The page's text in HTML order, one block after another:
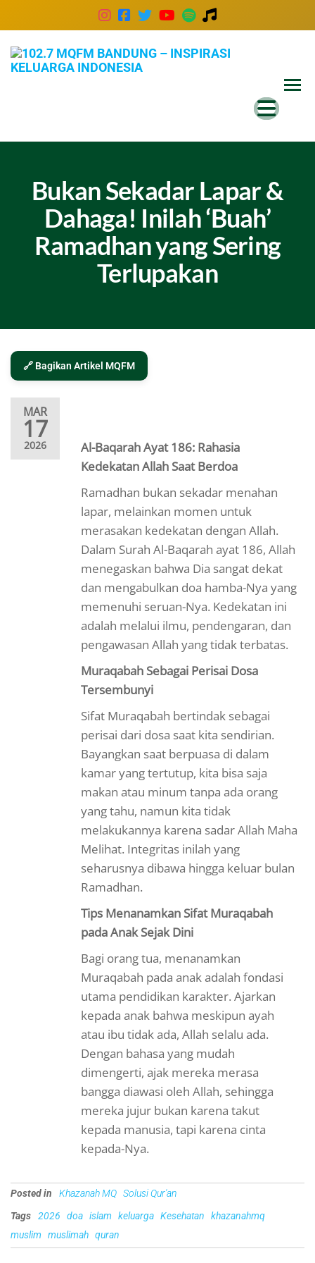
Bukan Sekadar Lapar &
Dahaga! Inilah ‘Buah’
Ramadhan yang Sering
Terlupakan
🔗 Bagikan Artikel MQFM
MAR
17
2026
Al-Baqarah Ayat 186: Rahasia
Kedekatan Allah Saat Berdoa
Ramadhan bukan sekadar menahan
lapar, melainkan momen untuk
merasakan kedekatan dengan Allah.
Dalam Surah Al-Baqarah ayat 186, Allah
menegaskan bahwa Dia sangat dekat
dan mengabulkan doa hamba-Nya yang
memenuhi seruan-Nya. Kedekatan ini
adalah melalui ilmu, pendengaran, dan
pengawasan Allah yang tidak terbatas.
Muraqabah Sebagai Perisai Dosa
Tersembunyi
Sifat Muraqabah bertindak sebagai
perisai dari dosa saat kita sendirian.
Bayangkan saat berpuasa di dalam
kamar yang tertutup, kita bisa saja
makan atau minum tanpa ada orang
yang tahu, namun kita tidak
melakukannya karena sadar Allah Maha
Melihat. Integritas inilah yang
seharusnya dibawa hingga keluar bulan
Ramadhan.
Tips Menanamkan Sifat Muraqabah
pada Anak Sejak Dini
Bagi orang tua, menanamkan
Muraqabah pada anak adalah fondasi
utama pendidikan karakter. Ajarkan
kepada anak bahwa meskipun ayah
atau ibu tidak ada, Allah selalu ada.
Dengan bahasa yang mudah
dimengerti, ajak mereka merasa
bangga diawasi oleh Allah, sehingga
mereka jujur bukan karena takut
kepada manusia, tapi karena cinta
kepada-Nya.
Posted in Khazanah MQ Solusi Qur'an
Tags
2026 doa islam keluarga Kesehatan
khazanahmq
muslim
muslimah quran